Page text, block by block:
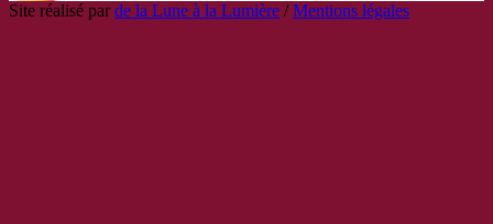
Site réalisé parde la Lune à la Lumière /Mentions légales